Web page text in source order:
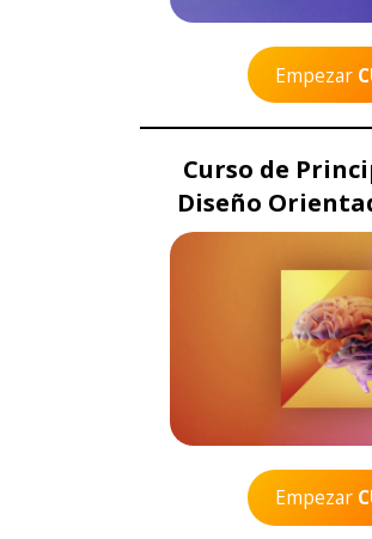
Empezar
Curso de
Diseño
Empezar